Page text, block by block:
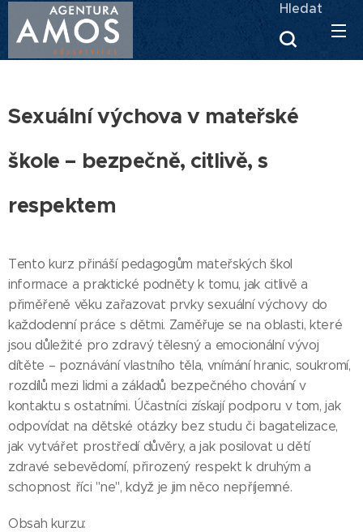
Hledat
Sexuální výchova v mateřské
škole – bezpečně, citlivě, s
respektem
Tento kurz přináší pedagogům mateřských škol
informace a praktické podněty k tomu, jak citlivě a
přiměřeně věku zařazovat prvky sexuální výchovy do
každodenní práce s dětmi. Zaměřuje se na oblasti, které
jsou důležité pro zdravý tělesný a emocionální vývoj
dítěte – poznávání vlastního těla, vnímání hranic, soukromí,
rozdílů mezi lidmi a základů bezpečného chování v
kontaktu s ostatními. Účastníci získají podporu v tom, jak
odpovídat na dětské otázky bez studu či bagatelizace,
jak vytvářet prostředí důvěry, a jak posilovat u dětí
zdravé sebevědomí, přirozený respekt k druhým a
schopnost říci "ne", když je jim něco nepříjemné.
Obsah kurzu: